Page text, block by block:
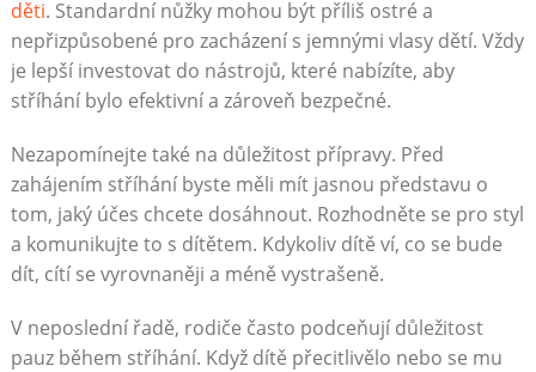
děti. Standardní nůžky mohou být příliš ostré a
nepřizpůsobené pro zacházení s jemnými vlasy dětí. Vždy
je lepší investovat do nástrojů, které nabízíte, aby
stříhání bylo efektivní a zároveň bezpečné.
Nezapomínejte také na důležitost přípravy. Před
zahájením stříhání byste měli mít jasnou představu o
tom, jaký účes chcete dosáhnout. Rozhodněte se pro styl
a komunikujte to s dítětem. Kdykoliv dítě ví, co se bude
dít, cítí se vyrovnaněji a méně vystrašeně.
V neposlední řadě, rodiče často podceňují důležitost
pauz během stříhání. Když dítě přecitlivělo nebo se mu